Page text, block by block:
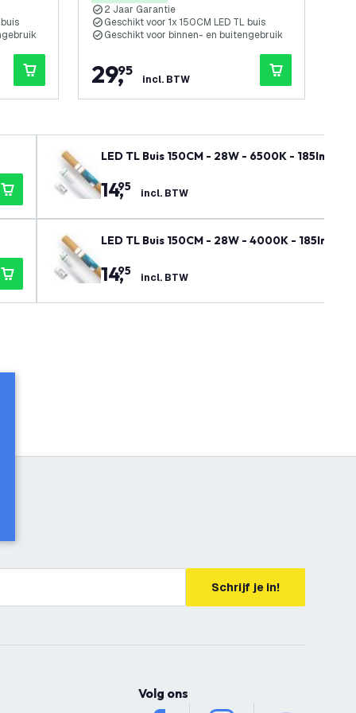
2 Jaar Garantie
Geschikt voor 1x 150CM LED TL buis
Geschikt voor binnen- en buitengebruik
29,
95
incl. BTW
LED TL Buis 150CM - 28W - 6500K - 185lm/W
14,
95 incl. BTW
LED TL Buis 150CM - 28W - 4000K - 185lm/
14,
95 incl. BTW
Schrijf je in!
Volg ons